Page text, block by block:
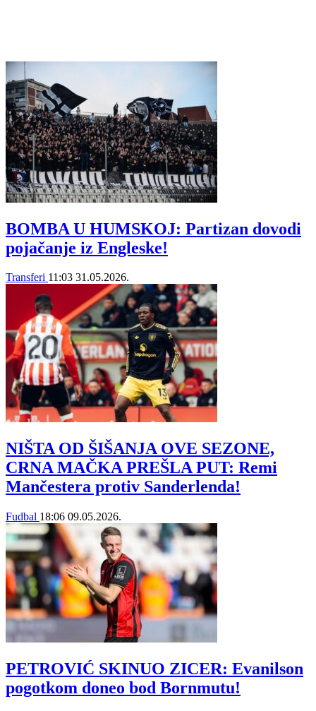
BOMBA U HUMSKOJ: Partizan dovodi
pojačanje iz Engleske!
Transferi 11:03 31.05.2026.
NIŠTA OD ŠIŠANJA OVE SEZONE,
CRNA MAČKA PREŠLA PUT: Remi
Mančestera protiv Sanderlenda!
Fudbal 18:06 09.05.2026.
PETROVIĆ SKINUO ZICER: Evanilson
pogotkom doneo bod Bornmutu!